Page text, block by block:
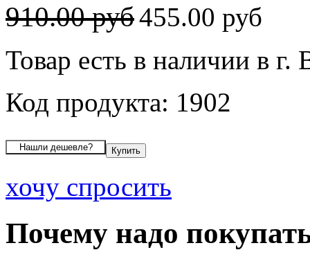
910.00 руб455.00 руб
Товар есть в наличии в г.
Код продукта: 1902
хочу спросить
Почему надо